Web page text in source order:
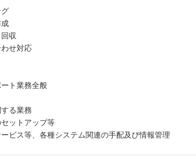
グ
成
収
わせ対応
ート業務全般
る業務
セットアップ等
ービス等、各種システム関連の手配及び情報管理